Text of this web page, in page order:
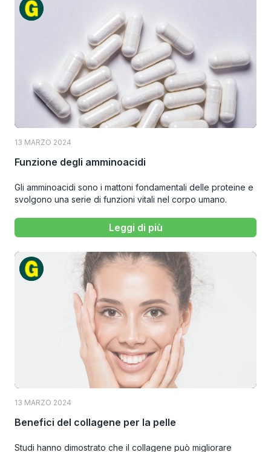
13 MARZO 2024
Funzione degli amminoacidi
Gli amminoacidi sono i mattoni fondamentali delle proteine e
svolgono una serie di funzioni vitali nel corpo umano.
Leggi di più
13 MARZO 2024
Benefici del collagene per la pelle
Studi hanno dimostrato che il collagene può migliorare